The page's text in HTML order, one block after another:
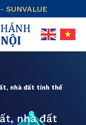
SUNVALUE
nhà đất tính thế
nhà đất